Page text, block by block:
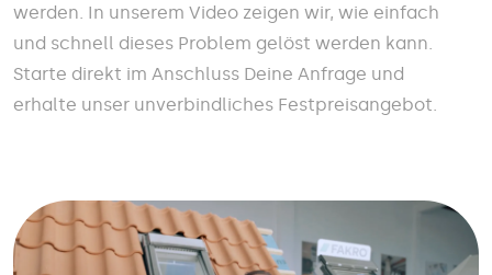
werden. In unserem Video zeigen wir, wie einfach
und schnell dieses Problem gelöst werden kann.
Starte direkt im Anschluss Deine Anfrage und
erhalte unser unverbindliches Festpreisangebot.